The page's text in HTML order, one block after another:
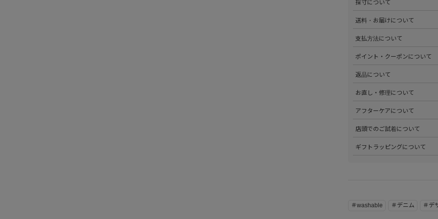
心がけています。詳しくは
採寸について
部サイズタブか、または
送料・お届けについて
ださい。
支払方法について
・クレジットカード払い（
・PayPay
分割払いやご利用可能なクレ
ポイント・クーポンについて
す。
発行中のクーポンはマイペー
返品について
確認ください。
お直し・修理について
>修理については内容を確認
詳しくはこちらをご覧ください
アフターケアについて
店頭でのご試着について
くはこちらをご覧ください。
ギフトラッピングについて
＃washable ＃デニム ＃デ